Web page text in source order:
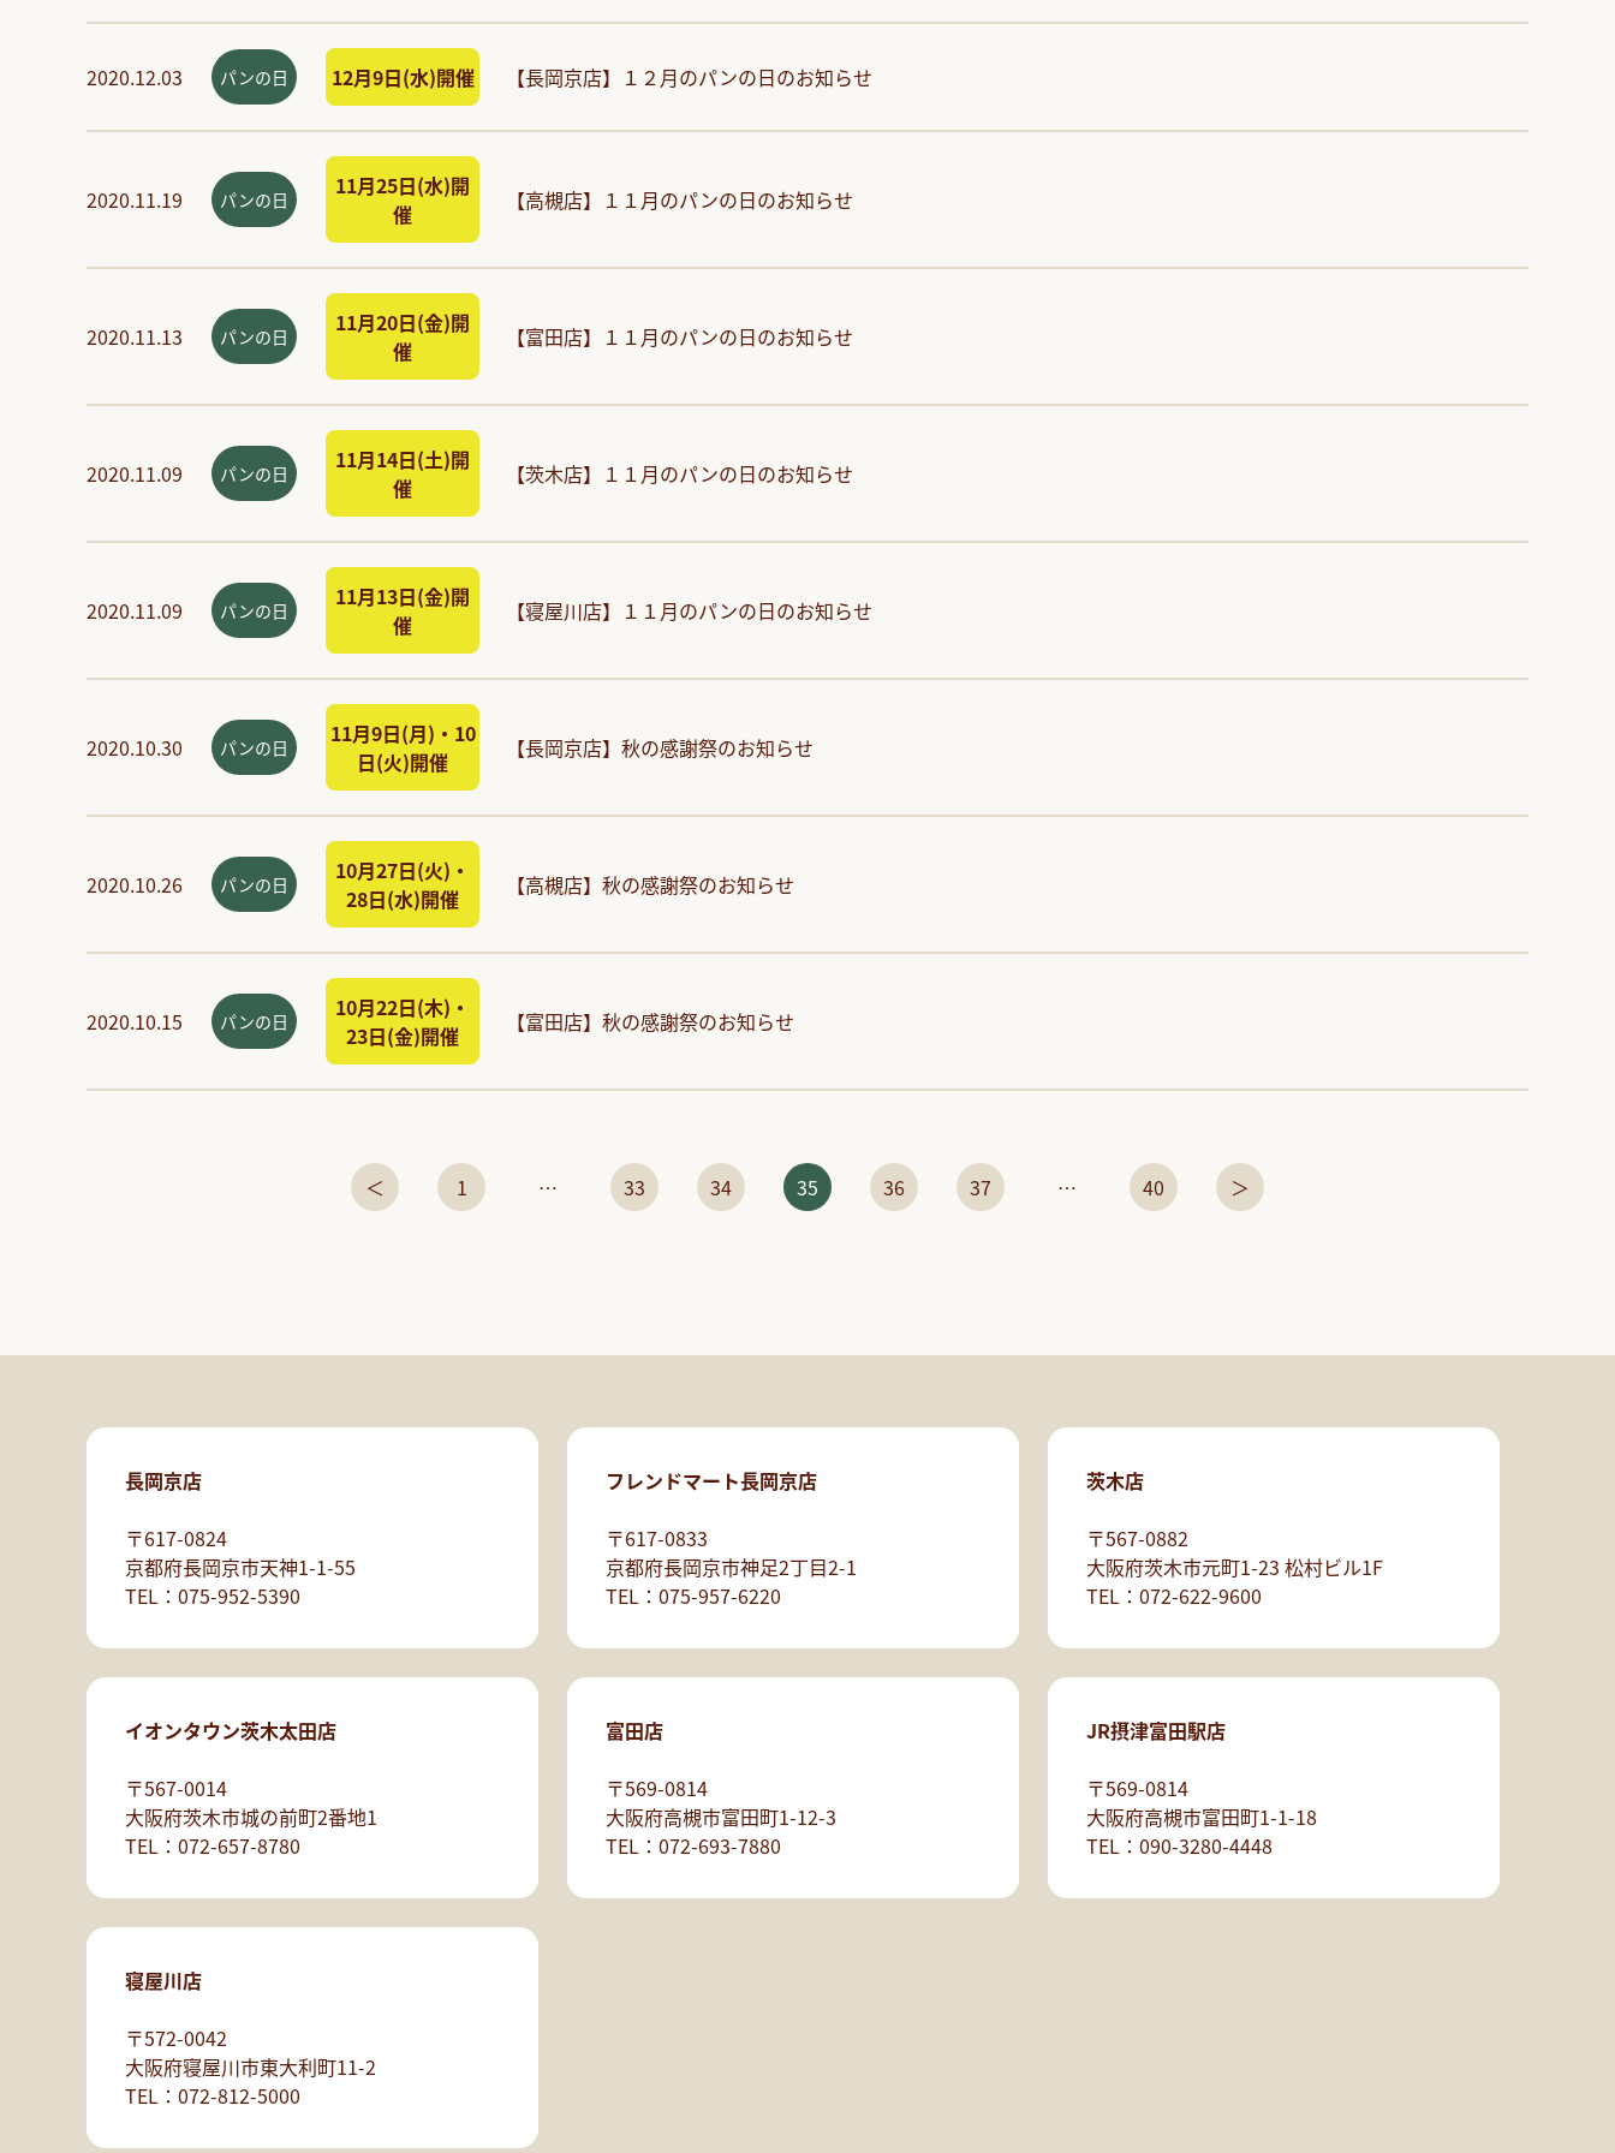
2020.12.03 パンの日 12月9日(水)開催 【長岡京店】１２月のパンの日のお知らせ
2020.11.19 パンの日
11月25日(水)開
催
【高槻店】１１月のパンの日のお知らせ
2020.11.13 パンの日
11月20日(金)開
催
【富田店】１１月のパンの日のお知らせ
2020.11.09 パンの日
11月14日(土)開
催
【茨木店】１１月のパンの日のお知らせ
2020.11.09 パンの日
11月13日(金)開
催
【寝屋川店】１１月のパンの日のお知らせ
2020.10.30 パンの日
11月9日(月)・10
日(火)開催
【長岡京店】秋の感謝祭のお知らせ
2020.10.26 パンの日
10月27日(火)・
28日(水)開催
【高槻店】秋の感謝祭のお知らせ
2020.10.15 パンの日
10月22日(木)・
23日(金)開催
【富田店】秋の感謝祭のお知らせ
＜ 1 … 33 34 35 36 37 … 40 ＞
長岡京店
〒617-0824
京都府長岡京市天神1-1-55
TEL：075-952-5390
フレンドマート長岡京店
〒617-0833
京都府長岡京市神足2丁目2-1
TEL：075-957-6220
茨木店
〒567-0882
大阪府茨木市元町1-23 松村ビル1F
TEL：072-622-9600
イオンタウン茨木太田店
〒567-0014
大阪府茨木市城の前町2番地1
TEL：072-657-8780
富田店
〒569-0814
大阪府高槻市富田町1-12-3
TEL：072-693-7880
JR摂津富田駅店
〒569-0814
大阪府高槻市富田町1-1-18
TEL：090-3280-4448
寝屋川店
〒572-0042
大阪府寝屋川市東大利町11-2
TEL：072-812-5000